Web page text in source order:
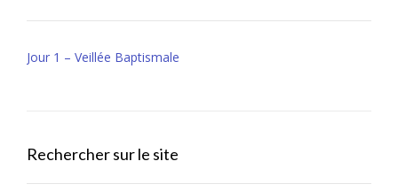
Post
Jour 1 – Veillée Baptismale
Rechercher sur le site